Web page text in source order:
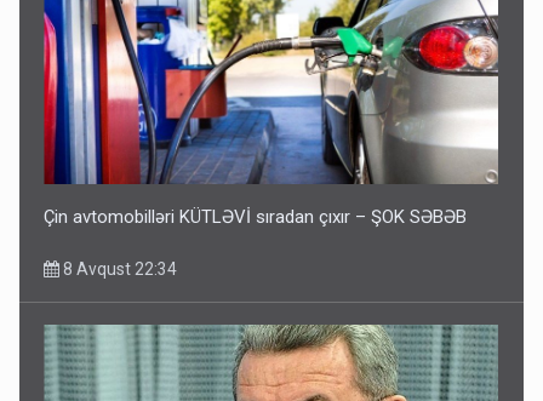
Çin avtomobilləri KÜTLƏVİ sıradan çıxır – ŞOK SƏBƏB
8 Avqust 22:34